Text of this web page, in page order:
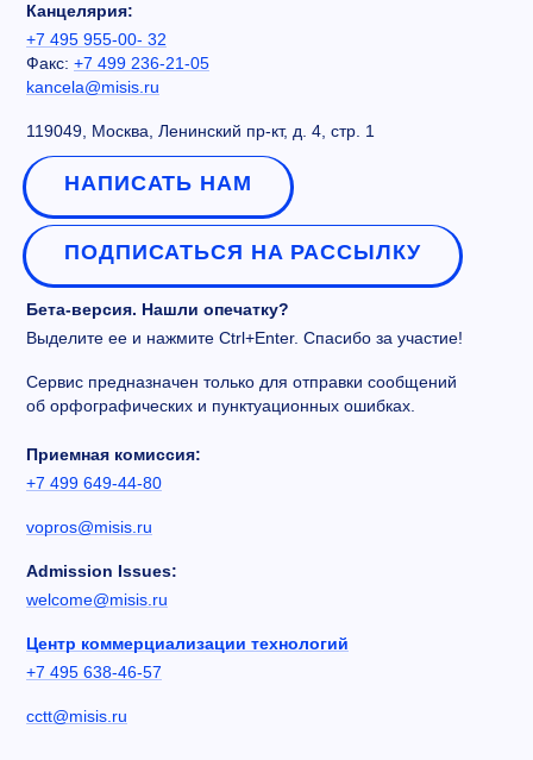
Канцелярия:
+7 495 955-00- 32
Факс: +7 499 236-21-05
kancela@misis.ru
119049, Москва, Ленинский пр-кт, д. 4, стр. 1
НАПИСАТЬ НАМ
ПОДПИСАТЬСЯ НА РАССЫЛКУ
Бета-версия. Нашли опечатку?
Выделите ее и нажмите Ctrl+Enter. Спасибо за участие!
Сервис предназначен только для отправки сообщений
об орфографических и пунктуационных ошибках.
Приемная комиссия:
+7 499 649-44-80
vopros@misis.ru
Admission Issues:
welcome@misis.ru
Центр коммерциализации технологий
+7 495 638-46-57
cctt@misis.ru